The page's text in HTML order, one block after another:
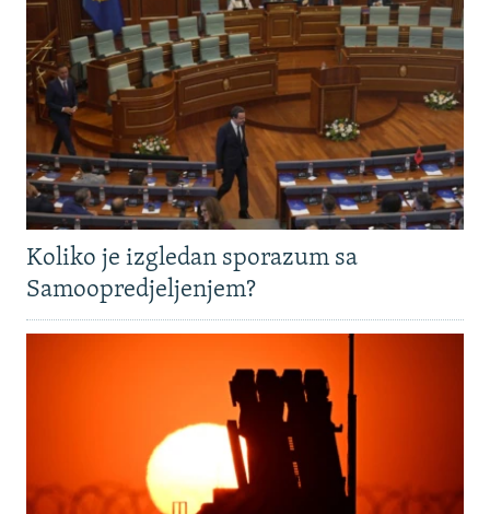
Koliko je izgledan sporazum sa
Samoopredjeljenjem?